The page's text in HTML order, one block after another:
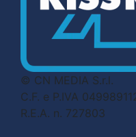
© CN MEDIA S.r.l.
C.F. e P.IVA
R.E.A. n. 727803